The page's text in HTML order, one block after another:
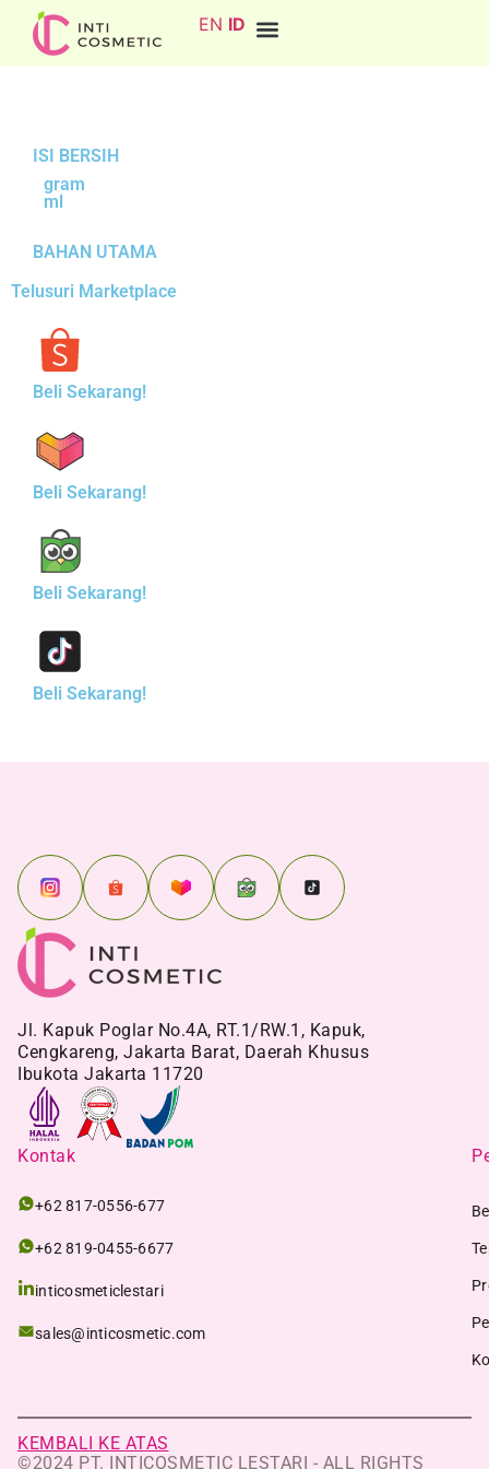
EN ID
ISI BERSIH
gram
ml
BAHAN UTAMA
Telusuri Marketplace
Beli Sekarang!
Beli Sekarang!
Beli Sekarang!
Beli Sekarang!
Jl. Kapuk Poglar No.4A, RT.1/RW.1, Kapuk,
Cengkareng, Jakarta Barat, Daerah Khusus
Ibukota Jakarta 11720
Kontak
+62 817-0556-677
+62 819-0455-6677
inticosmeticlestari
sales@inticosmetic.com
KEMBALI KE ATAS
©2024 PT. INTICOSMETIC LESTARI - ALL RIGHTS